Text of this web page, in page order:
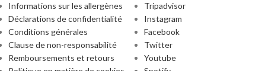
Informations sur les allergènes
Déclarations de confidentialité
Conditions générales
Clause de non-responsabilité
Remboursements et retours
Tripadvisor
Instagram
Facebook
Twitter
Youtube